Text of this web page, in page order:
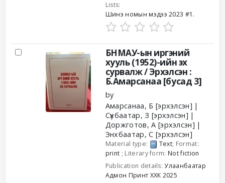
Lists:
Шинэ номын мэдээ 2023 #1 .
БНМАУ-ын иргэний
хууль (1952)-ийн эх
сурвалж /Эрхэлсэн :
Б.Амарсанаа [бусад 3]
by
Амарсанаа, Б [эрхэлсэн]
Сүхбаатар, З [эрхэлсэн]
Доржготов, А [эрхэлсэн]
Энхбаатар, С [эрхэлсэн]
Material type: Text; Format:
print ; Literary form:Not fiction
Publication details:Улаанбаатар
Адмон Принт ХХК 2025